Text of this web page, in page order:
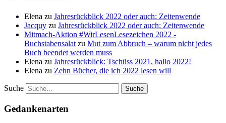
Elena zu Jahresrückblick 2022 oder auch: Zeitenwende
Jacquy zu Jahresrückblick 2022 oder auch: Zeitenwende
Mitmach-Aktion #WirLesenLesezeichen 2022 -
Buchstabensalat zu Mut zum Abbruch – warum nicht jedes
Buch beendet werden muss
Elena zu Jahresrückblick: Tschüss 2021, hallo 2022!
Elena zu Zehn Bücher, die ich 2022 lesen will
Suche
Gedankenarten